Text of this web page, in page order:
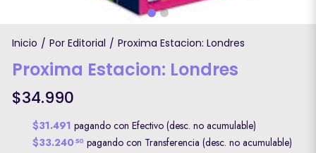
Inicio / Por Editorial / Proxima Estacion: Londres
Proxima Estacion: Londres
$34.990
$31.491 pagando con Efectivo (desc. no acumulable)
$33.240 50 pagando con Transferencia (desc. no acumulable)